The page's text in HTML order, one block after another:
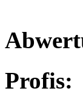
Profis: